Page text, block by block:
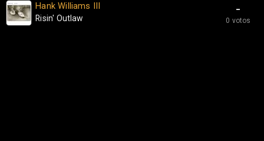
-
0 votos
Hank Williams III
Risin' Outlaw